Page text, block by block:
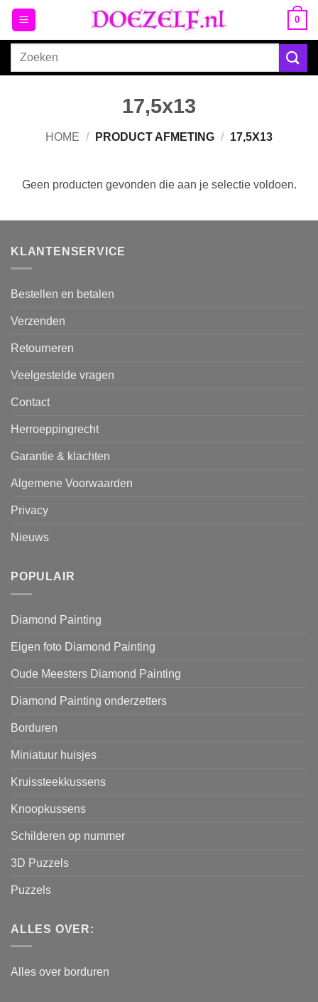
Ga
naar
inhoud
0
Zoeken
17,5x13
HOME / PRODUCT AFMETING / 17,5X13
Geen producten gevonden die aan je selectie voldoen.
KLANTENSERVICE
Bestellen en betalen
Verzenden
Retourneren
Veelgestelde vragen
Contact
Herroeppingrecht
Garantie & klachten
Algemene Voorwaarden
Privacy
Nieuws
POPULAIR
Diamond Painting
Eigen foto Diamond Painting
Oude Meesters Diamond Painting
Diamond Painting onderzetters
Borduren
Miniatuur huisjes
Kruissteekkussens
Knoopkussens
Schilderen op nummer
3D Puzzels
Puzzels
ALLES OVER:
Alles over borduren